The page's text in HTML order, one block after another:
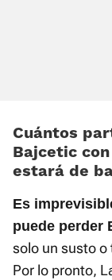
Cuántos
Bajcetic
estará de
Es
puede perder
solo un susto
Por lo pronto,